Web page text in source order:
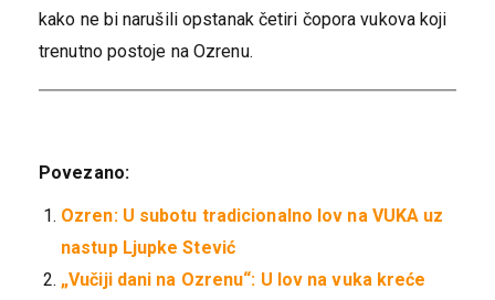
kako ne bi narušili opstanak četiri čopora vukova koji
trenutno postoje na Ozrenu.
Povezano:
Ozren: U subotu tradicionalno lov na VUKA uz
nastup Ljupke Stević
„Vučiji dani na Ozrenu“: U lov na vuka kreće